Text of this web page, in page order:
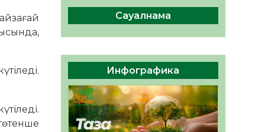
04.08.2026 45 0
Құрылтай: Қызылордада
1344 комиссия мүшесінің
04.08.2026
36 0
ҚҰРЫЛТАЙ САЙЛАУЫ – ЕЛ
БІРЛІГІ МЕН АЗАМАТТЫҚ
ЖАУАПКЕРШІЛІКТІҢ
КӨРІНІСІ
04.08.2026 48 0
Сауалнама
Инфографика